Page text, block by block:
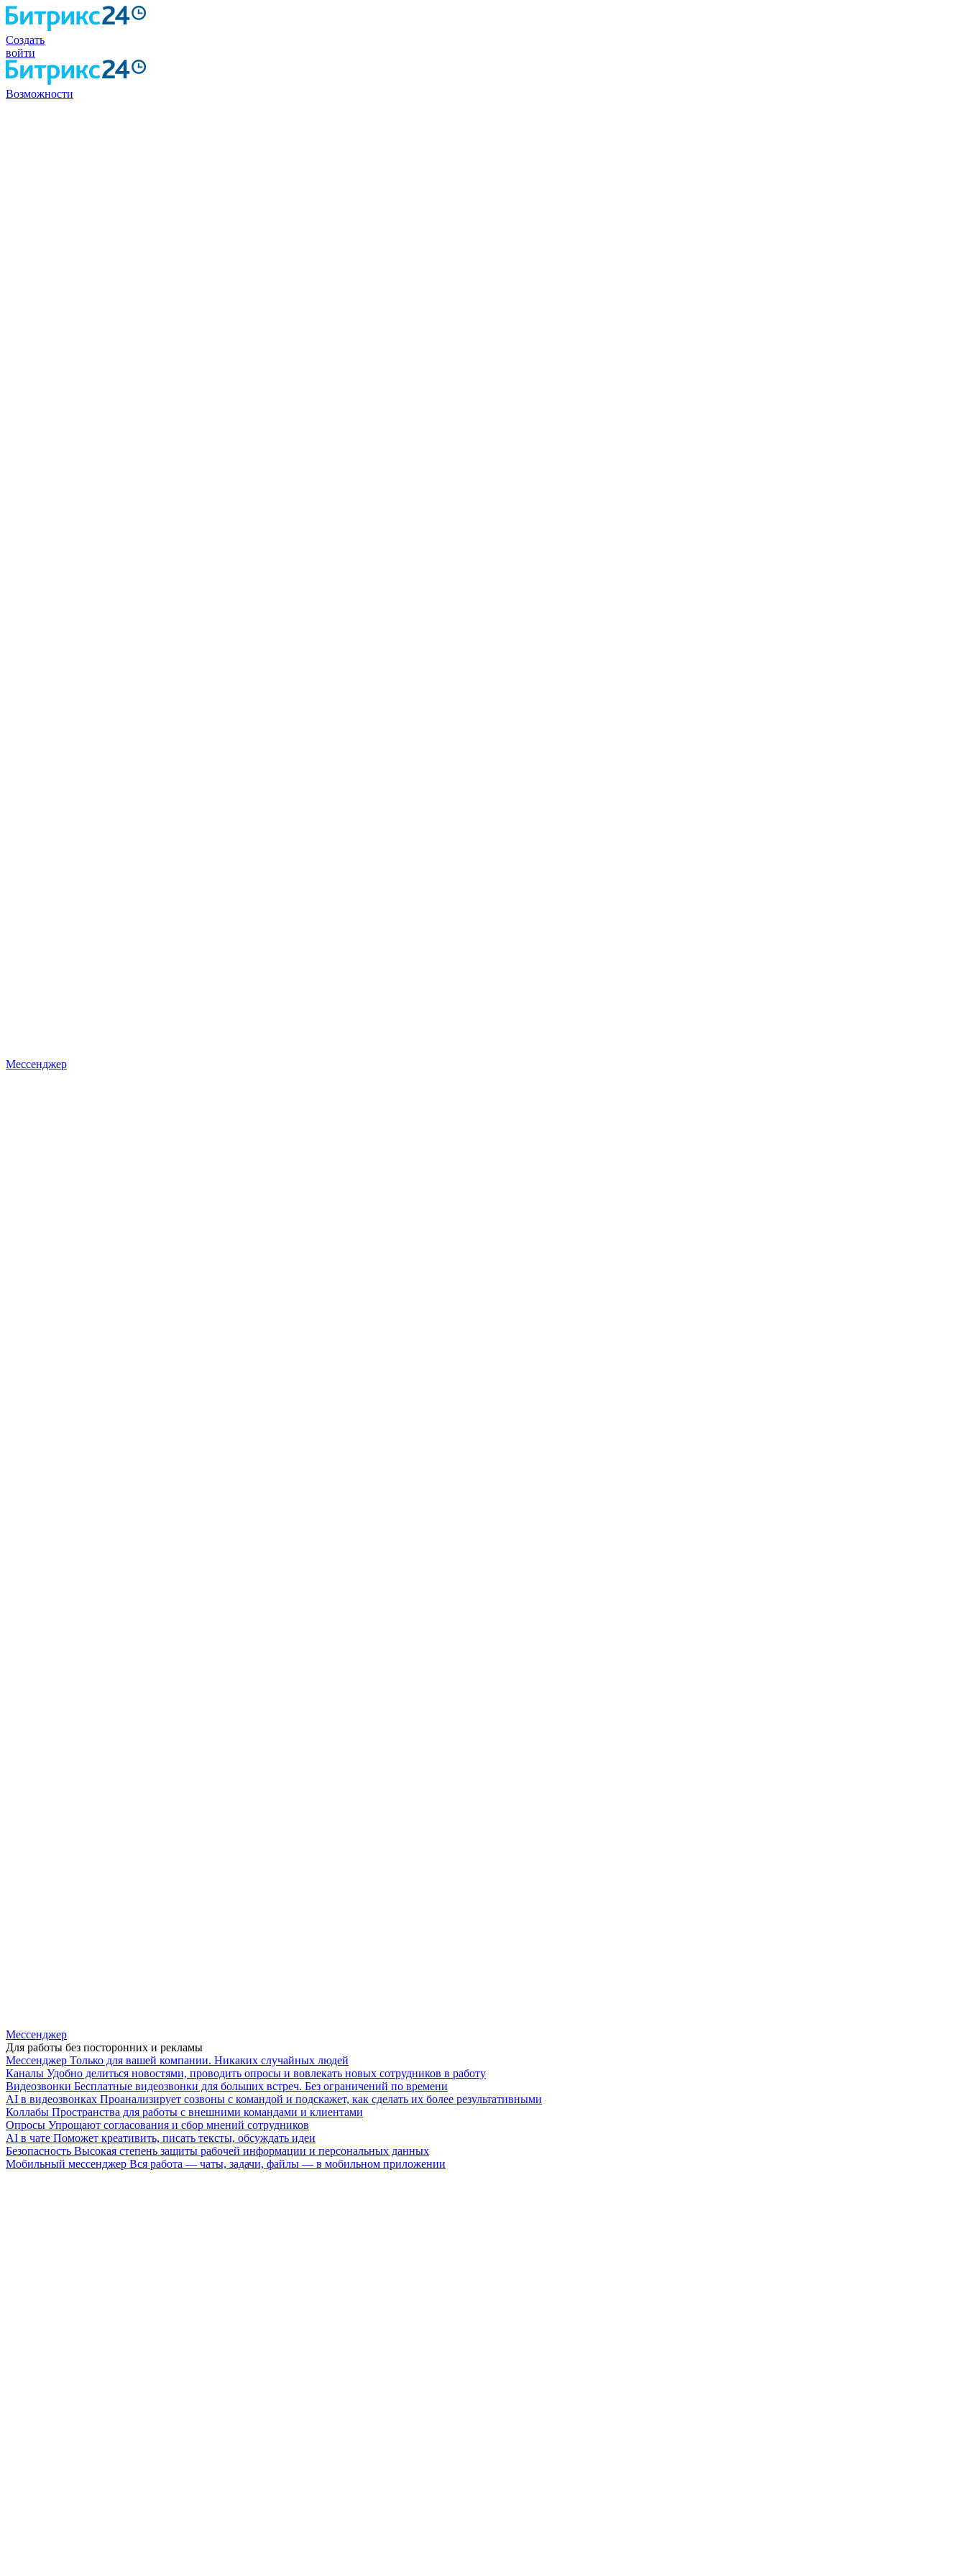
Создать
войти
Возможности
Мессенджер
Мессенджер
Для работы без посторонних и рекламы
Мессенджер Только для вашей компании. Никаких случайных людей
Каналы Удобно делиться новостями, проводить опросы и вовлекать новых сотрудников в работу
Видеозвонки Бесплатные видеозвонки для больших встреч. Без ограничений по времени
AI в видеозвонках Проанализирует созвоны с командой и подскажет, как сделать их более результативными
Коллабы Пространства для работы с внешними командами и клиентами
Опросы Упрощают согласования и сбор мнений сотрудников
AI в чате Поможет креативить, писать тексты, обсуждать идеи
Безопасность Высокая степень защиты рабочей информации и персональных данных
Мобильный мессенджер Вся работа — чаты, задачи, файлы — в мобильном приложении